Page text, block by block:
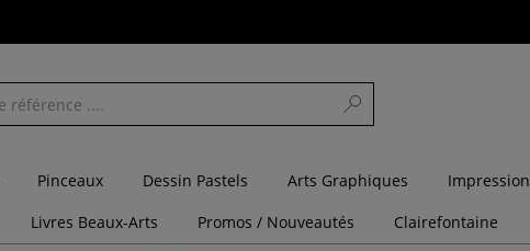
Pinceaux Dessin Pastels Arts Graphiques Impression
Livres Beaux-Arts Promos / Nouveautés Clairefontaine